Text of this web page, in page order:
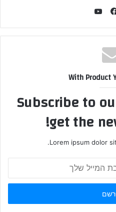
With Product
Subscribe to
get the
Lorem ipsum dolor